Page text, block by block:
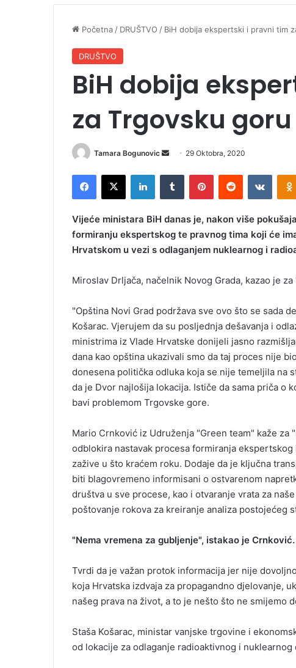
Početna / DRUŠTVO / BiH dobija ekspertski i pravni tim
DRUŠTVO
BiH dobija
za Trgovsku goru
Tamara Bogunovic
n
d
e
m
i
29 Oktobra, 2020
Vijeće ministara BiH danas je, nakon više
formiranju ekspertskog te pravnog tima koji će
Hrvatskom u vezi s odlaganjem nuklearnog i
Miroslav Drljača, načelnik Novog Grada, kazao je
"Opština Novi Grad podržava sve ovo što se sada
Košarac. Vjerujem da su posljednja dešavanja i
ministrima iz Vlade Hrvatske donijeli jasno
dana kao opština ukazivali smo da taj proces nije
donesena politička odluka koja se nije temeljila na
da je Dvor najlošija lokacija. Ističe da sama priča o
bavi problemom Trgovske gore.
Mario Crnković iz Udruženja "Green team" kaže za
odblokira nastavak procesa formiranja
zažive u što kraćem roku. Dodaje da je ključna
biti blagovremeno informisani o ostvarenom
društva u sve procese, kao i otvaranje vrata za
poštovanje rokova za kreiranje analiza postojećeg
"Nema vremena za gubljenje", istakao je Crnković.
Tvrdi da je važan protok informacija jer nije
koja Hrvatska izdvaja za propagandno djelovanje,
našeg prava na život, a to je nešto što ne smijemo
Staša Košarac, ministar vanjske trgovine i
od lokacije za odlaganje radioaktivnog i